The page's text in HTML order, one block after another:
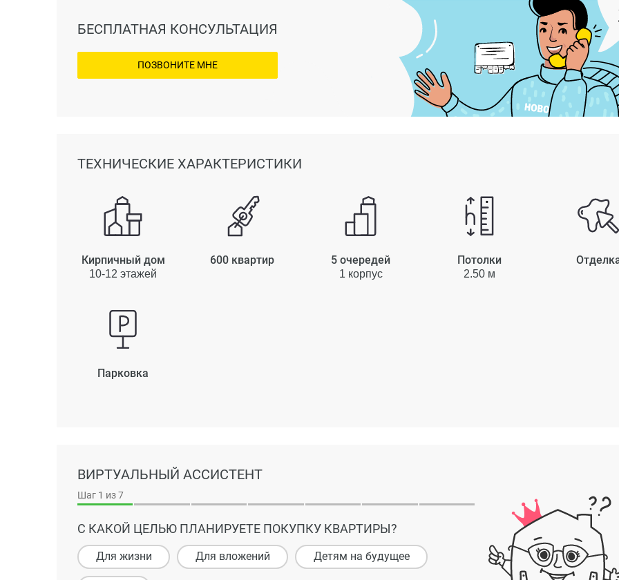
БЕСПЛАТНАЯ КОНСУЛЬТАЦИЯ
ПОЗВОНИТЕ МНЕ
ТЕХНИЧЕСКИЕ ХАРАКТЕРИСТИКИ
Кирпичный дом
10-12 этажей
600 квартир 5 очередей
1 корпус
Потолки
2.50 м
Парковка
ВИРТУАЛЬНЫЙ АССИСТЕНТ
Шаг 1 из 7
С КАКОЙ ЦЕЛЬЮ ПЛАНИРУЕТЕ ПОКУПКУ КВАРТИРЫ?
Для жизни Для вложений Детям на будущее